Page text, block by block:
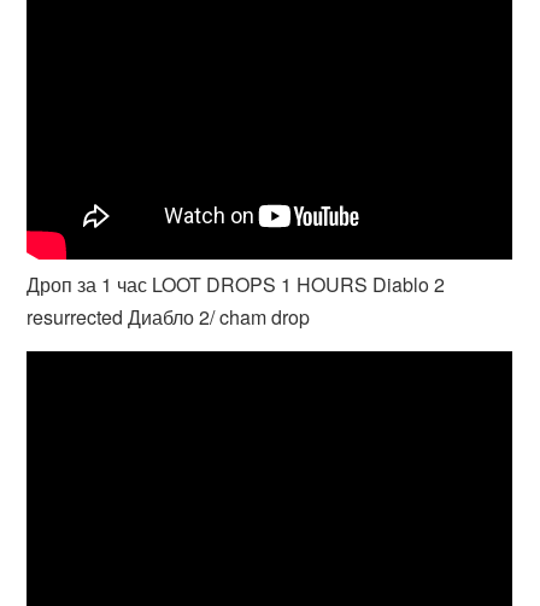
Дроп за 1 час LOOT DROPS 1 HOURS Diablo 2
resurrected Диабло 2/ cham drop